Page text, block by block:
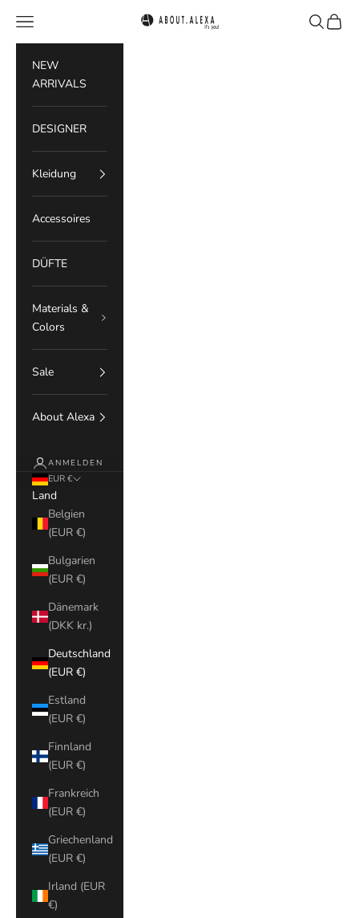
ABOUT.ALEXA
Menü Suchen
NEW
ARRIVALS
DESIGNER
Kleidung
Accessoires
DÜFTE
Materials &
Colors
Sale
About Alexa
ANMELDEN
EUR €
Land
Belgien
(EUR €)
Bulgarien
(EUR €)
Dänemark
(DKK kr.)
Deutschland
(EUR €)
Estland
(EUR €)
Finnland
(EUR €)
Frankreich
(EUR €)
Griechenland
(EUR €)
Irland (EUR
€)